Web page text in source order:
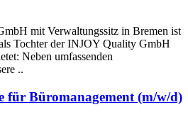
mit Verwaltungssitz in Bremen ist
Tochter der INJOY Quality GmbH
Neben umfassenden
..
für Büromanagement (m/w/d)